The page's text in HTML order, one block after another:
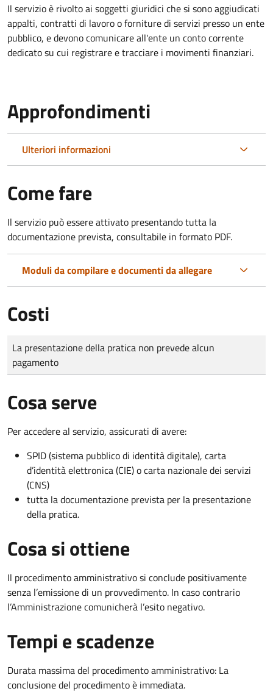
Il servizio è rivolto ai soggetti giuridici che si sono aggiudicati
appalti, contratti di lavoro o forniture di servizi presso un ente
pubblico, e devono comunicare all'ente un conto corrente
dedicato su cui registrare e tracciare i movimenti finanziari.
Approfondimenti
Ulteriori informazioni
Come fare
Il servizio può essere attivato presentando tutta la
documentazione prevista, consultabile in formato PDF.
Moduli da compilare e documenti da allegare
Costi
Tipo di pagamento
Importo
La presentazione della pratica non prevede alcun
pagamento
Cosa serve
Per accedere al servizio, assicurati di avere:
SPID (sistema pubblico di identità digitale), carta
d’identità elettronica (CIE) o carta nazionale dei servizi
(CNS)
tutta la documentazione prevista per la presentazione
della pratica.
Cosa si ottiene
Il procedimento amministrativo si conclude positivamente
senza l’emissione di un provvedimento. In caso contrario
l’Amministrazione comunicherà l’esito negativo.
Tempi e scadenze
Durata massima del procedimento amministrativo: La
conclusione del procedimento è immediata.